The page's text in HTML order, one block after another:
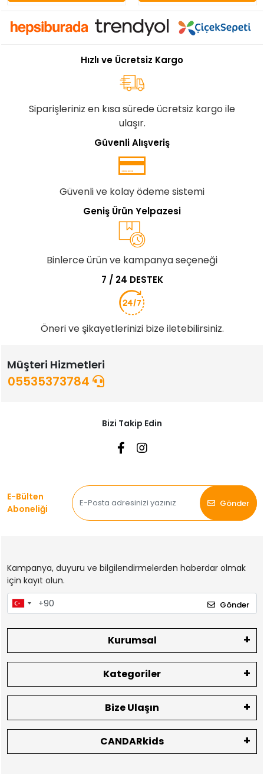
Hızlı ve Ücretsiz Kargo
Siparişleriniz en kısa sürede ücretsiz kargo ile
ulaşır.
Güvenli Alışveriş
Güvenli ve kolay ödeme sistemi
Geniş Ürün Yelpazesi
Binlerce ürün ve kampanya seçeneği
7 / 24 DESTEK
Öneri ve şikayetlerinizi bize iletebilirsiniz.
Müşteri Hizmetleri
05535373784
Bizi Takip Edin
E-Bülten
Aboneliği
Gönder
Kampanya, duyuru ve bilgilendirmelerden haberdar olmak
için kayıt olun.
Gönder
Kurumsal
Kategoriler
Bize Ulaşın
CANDARkids